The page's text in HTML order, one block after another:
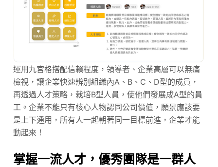
運用九宮格搭配信賴程度，領導者、企業高層可以無痛
檢視，讓企業快速辨別組織內A、B、C、D型的成員，
再透過人才策略，栽培B型人員，使他們發展成A型的員
工。企業不能只有核心人物認同公司價值，願景應該要
是上下通用，所有人一起朝著同一目標前進，企業才能
動起來！
掌握一流人才，優秀團隊是一群人